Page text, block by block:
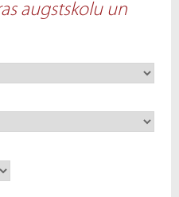
augstskolu un